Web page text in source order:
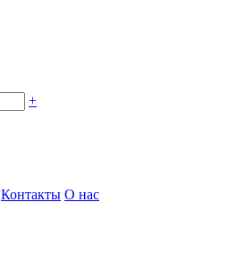
+
Контакты О нас